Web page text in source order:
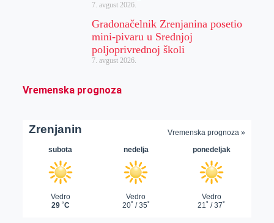
7. avgust 2026.
Gradonačelnik Zrenjanina posetio
mini-pivaru u Srednjoj
poljoprivrednoj školi
7. avgust 2026.
Vremenska prognoza